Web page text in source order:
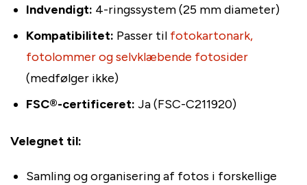
Indvendigt: 4-ringssystem (25 mm diameter)
Kompatibilitet: Passer til fotokartonark,
fotolommer og selvklæbende fotosider
(medfølger ikke)
FSC®-certificeret: Ja (FSC-C211920)
Velegnet til:
Samling og organisering af fotos i forskellige